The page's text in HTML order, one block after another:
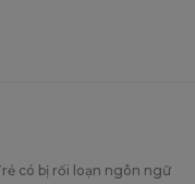
có bị rối loạn ngôn ngữ